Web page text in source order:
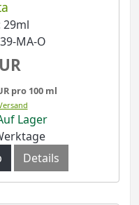
29ml
MA-O
pro 100 ml
Lager
Details